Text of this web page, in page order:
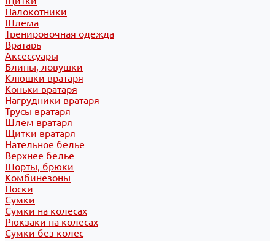
Налокотники
Шлема
Тренировочная одежда
Вратарь
Аксессуары
Блины, ловушки
Клюшки вратаря
Коньки вратаря
Нагрудники вратаря
Трусы вратаря
Шлем вратаря
Щитки вратаря
Нательное белье
Верхнее белье
Шорты, брюки
Комбинезоны
Носки
Сумки
Сумки на колесах
Рюкзаки на колесах
Сумки без колес